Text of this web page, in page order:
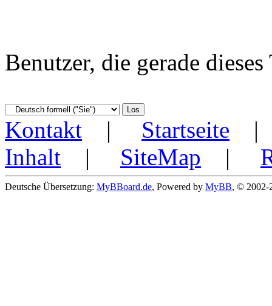
Benutzer, die gerade
Kontakt | Startseite
Inhalt | SiteMap |
Deutsche Übersetzung: MyBBoard.de, Powered by MyBB, © 2002-